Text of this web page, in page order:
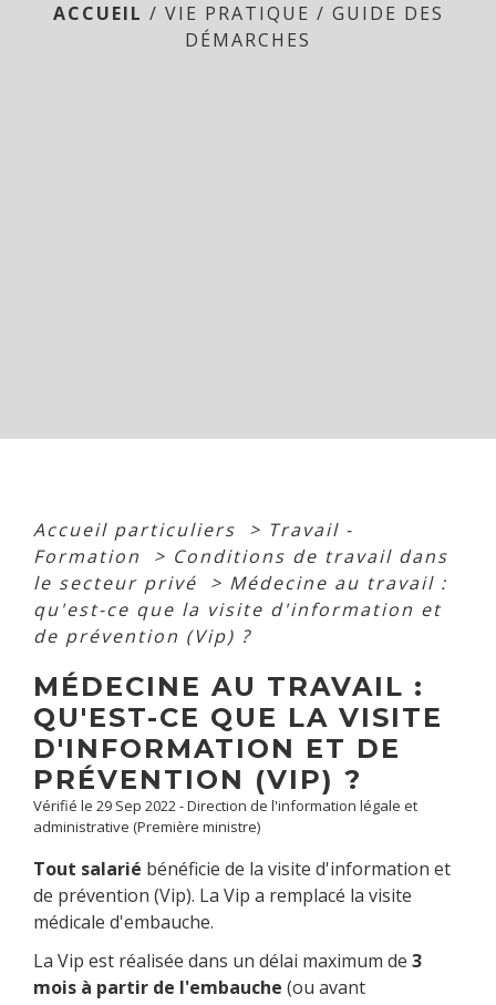
ACCUEIL / VIE PRATIQUE / GUIDE DES
DÉMARCHES
Accueil particuliers > Travail -
Formation
> Conditions de travail dans
le secteur privé
> Médecine au travail :
qu'est-ce que la visite d'information et
de prévention (Vip) ?
MÉDECINE AU TRAVAIL :
QU'EST-CE QUE LA VISITE
D'INFORMATION ET DE
PRÉVENTION (VIP) ?
Vérifié le 29 Sep 2022 - Direction de l'information légale et
administrative (Première ministre)
Tout salarié bénéficie de la visite d'information et
de prévention (Vip). La Vip a remplacé la visite
médicale d'embauche.
La Vip est réalisée dans un délai maximum de 3
mois à partir de l'embauche (ou avant